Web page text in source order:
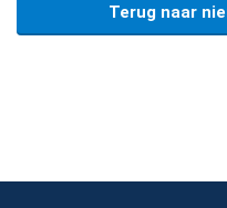
Terug naar